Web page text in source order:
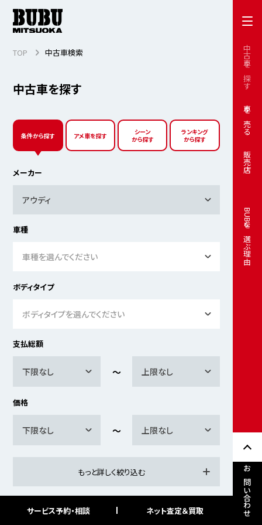
中古車を探す
車を売る
販売店
BUBUを選ぶ理由
お問い合わせ
中古車を探す
TOP 中古車検索
条件から探す アメ車を探す
シーン
から探す
ランキング
から探す
メーカー
アウディ
車種
車種を選んでください
ボディタイプ
ボディタイプを選んでください
支払総額
下限なし 上限なし
価格
下限なし 上限なし
もっと詳しく絞り込む
検索
サービス予約・相談 ネット査定＆買取